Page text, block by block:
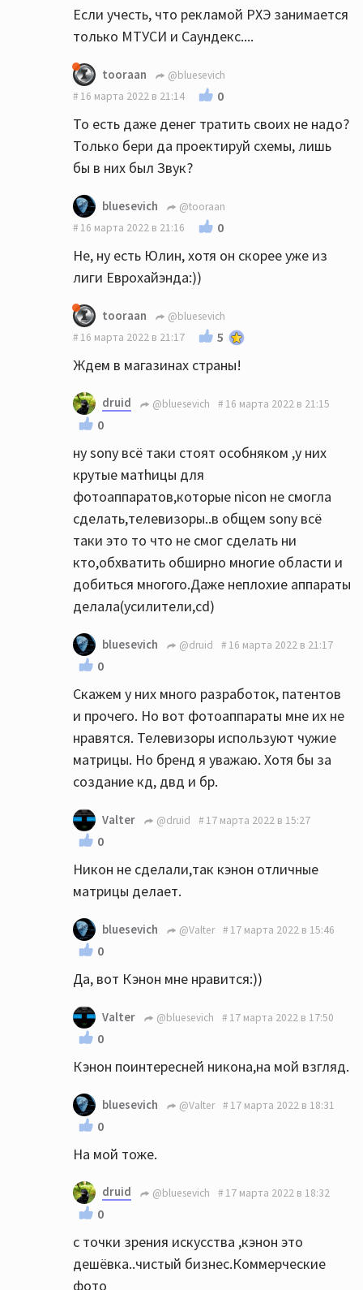
Если учесть, что рекламой РХЭ занимается
только МТУСИ и Саундекс....
tooraan
@bluesevich
16 марта 2022 в 21:14
0
То есть даже денег тратить своих не надо?
Только бери да проектируй схемы, лишь
бы в них был Звук?
bluesevich
@tooraan
16 марта 2022 в 21:16
0
Не, ну есть Юлин, хотя он скорее уже из
лиги Еврохайэнда:))
tooraan
@bluesevich
16 марта 2022 в 21:17
5
Ждем в магазинах страны!
druid @bluesevich 16 марта 2022 в 21:15
0
ну sony всё таки стоят особняком ,у них
крутые матhицы для
фотоаппаратов,которые nicon не смогла
сделать,телевизоры..в общем sony всё
таки это то что не смог сделать ни
кто,обхватить обширно многие области и
добиться многого.Даже неплохие аппараты
делала(усилители,сd)
bluesevich @druid 16 марта 2022 в 21:17
0
Скажем у них много разработок, патентов
и прочего. Но вот фотоаппараты мне их не
нравятся. Телевизоры используют чужие
матрицы. Но бренд я уважаю. Хотя бы за
создание кд, двд и бр.
Valter @druid 17 марта 2022 в 15:27
0
Никон не сделали,так кэнон отличные
матрицы делает.
bluesevich @Valter 17 марта 2022 в 15:46
0
Да, вот Кэнон мне нравится:))
Valter @bluesevich 17 марта 2022 в 17:50
0
Кэнон поинтересней никона,на мой взгляд.
bluesevich @Valter 17 марта 2022 в 18:31
0
На мой тоже.
druid @bluesevich 17 марта 2022 в 18:32
0
с точки зрения искусства ,кэнон это
дешёвка..чистый бизнес.Коммерческие
фото